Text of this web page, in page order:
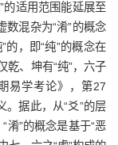
的适用范围能延展至
数混杂为“淆”的概念
的，即“纯”的概念在
乾、坤有“纯”，六子
易学考论》，第27
。据此，从“爻”的层
淆”的概念是基于“恶